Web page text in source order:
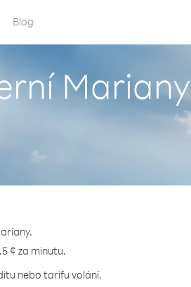
Blog
Mariany
¢ za minutu.
nebo tarifu volání.